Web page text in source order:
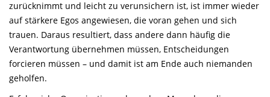
zurücknimmt und leicht zu verunsichern ist, ist immer wieder
auf stärkere Egos angewiesen, die voran gehen und sich
trauen. Daraus resultiert, dass andere dann häufig die
Verantwortung übernehmen müssen, Entscheidungen
forcieren müssen – und damit ist am Ende auch niemanden
geholfen.